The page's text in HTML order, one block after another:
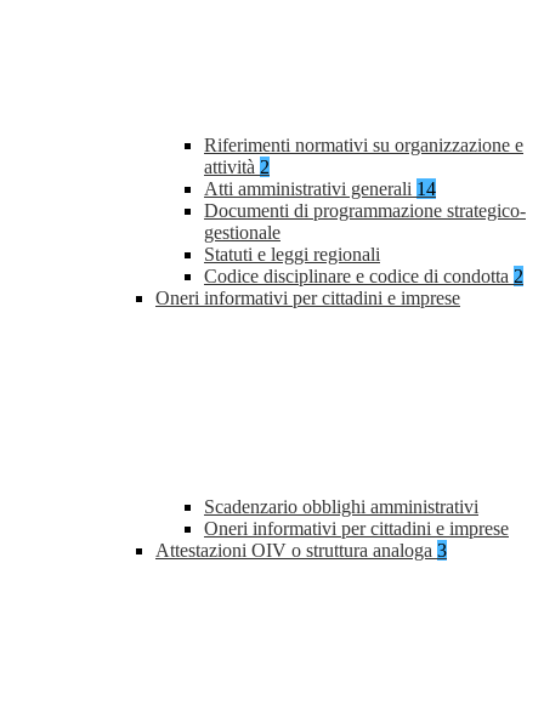
Riferimenti normativi su organizzazione e
attività 2
Atti amministrativi generali 14
Documenti di programmazione strategico-
gestionale
Statuti e leggi regionali
Codice disciplinare e codice di condotta 2
Oneri informativi per cittadini e imprese
Scadenzario obblighi amministrativi
Oneri informativi per cittadini e imprese
Attestazioni OIV o struttura analoga 3